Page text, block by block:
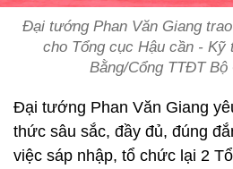
Đại tướng Phan Văn Giang
cho Tổng cục Hậu cần - Kỹ
Bằng/Cổng TTĐT Bộ
Đại tướng Phan Văn Giang
thức sâu sắc, đầy đủ, đúng
việc sáp nhập, tổ chức lại 2